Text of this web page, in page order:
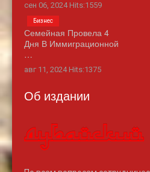
сен 06, 2024 Hits:1559
Семейная Провела 4
Дня В Иммиграционной
…
авг 11, 2024 Hits:1375
Бизнес
Об издании